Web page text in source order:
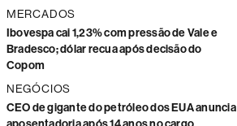
MERCADOS
Ibovespa cai 1,23% com pressão de Vale e
Bradesco; dólar recua após decisão do
Copom
NEGÓCIOS
CEO de gigante do petróleo dos EUA anuncia